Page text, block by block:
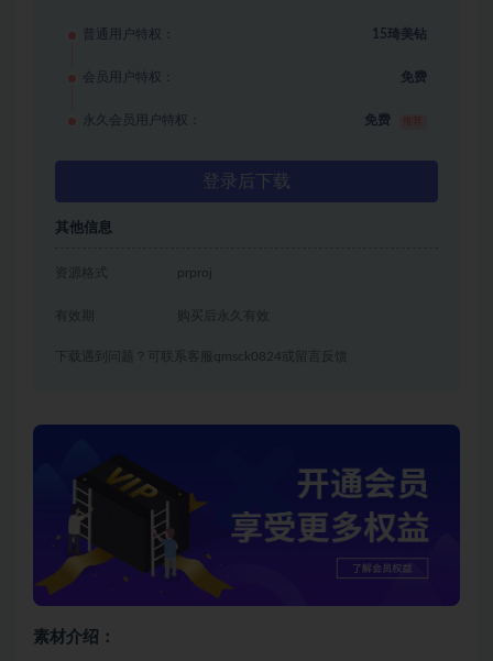
普通用户特权： 15琦美钻
会员用户特权： 免费
永久会员用户特权： 免费
登录后下载
其他信息
资源格式 prproj
有效期 购买后永久有效
下载遇到问题？可联系客服qmsck0824或留言反馈
素材介绍：